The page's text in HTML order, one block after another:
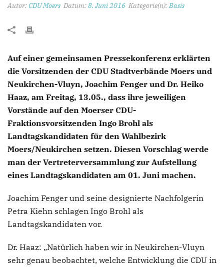
Autor:CDU Moers Datum:8. Juni 2016 Kategorie(n):Basis
Auf einer gemeinsamen Pressekonferenz erklärten
die Vorsitzenden der CDU Stadtverbände Moers und
Neukirchen-Vluyn, Joachim Fenger und Dr. Heiko
Haaz, am Freitag, 13.05., dass ihre jeweiligen
Vorstände auf den Moerser CDU-
Fraktionsvorsitzenden Ingo Brohl als
Landtagskandidaten für den Wahlbezirk
Moers/Neukirchen setzen. Diesen Vorschlag werde
man der Vertreterversammlung zur Aufstellung
eines Landtagskandidaten am 01. Juni machen.
Joachim Fenger und seine designierte Nachfolgerin
Petra Kiehn schlagen Ingo Brohl als
Landtagskandidaten vor.
Dr. Haaz: „Natürlich haben wir in Neukirchen-Vluyn
sehr genau beobachtet, welche Entwicklung die CDU in